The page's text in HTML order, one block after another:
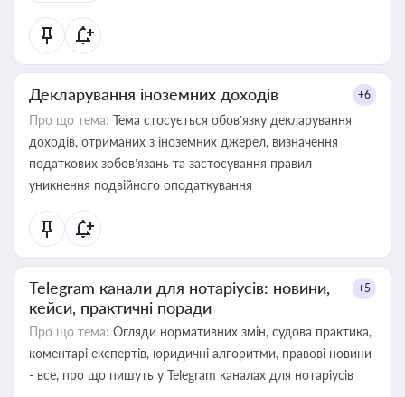
Декларування іноземних доходів +6
Про що тема: Тема стосується обов’язку декларування
доходів, отриманих з іноземних джерел, визначення
податкових зобов’язань та застосування правил
уникнення подвійного оподаткування
Telegram канали для нотаріусів: новини,
кейси, практичні поради
+5
Про що тема: Огляди нормативних змін, судова практика,
коментарі експертів, юридичні алгоритми, правові новини
- все, про що пишуть у Telegram каналах для нотаріусів